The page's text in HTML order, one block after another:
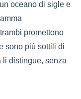
oceano di sigle e
promettono
sono più sottili di
li distingue, senza